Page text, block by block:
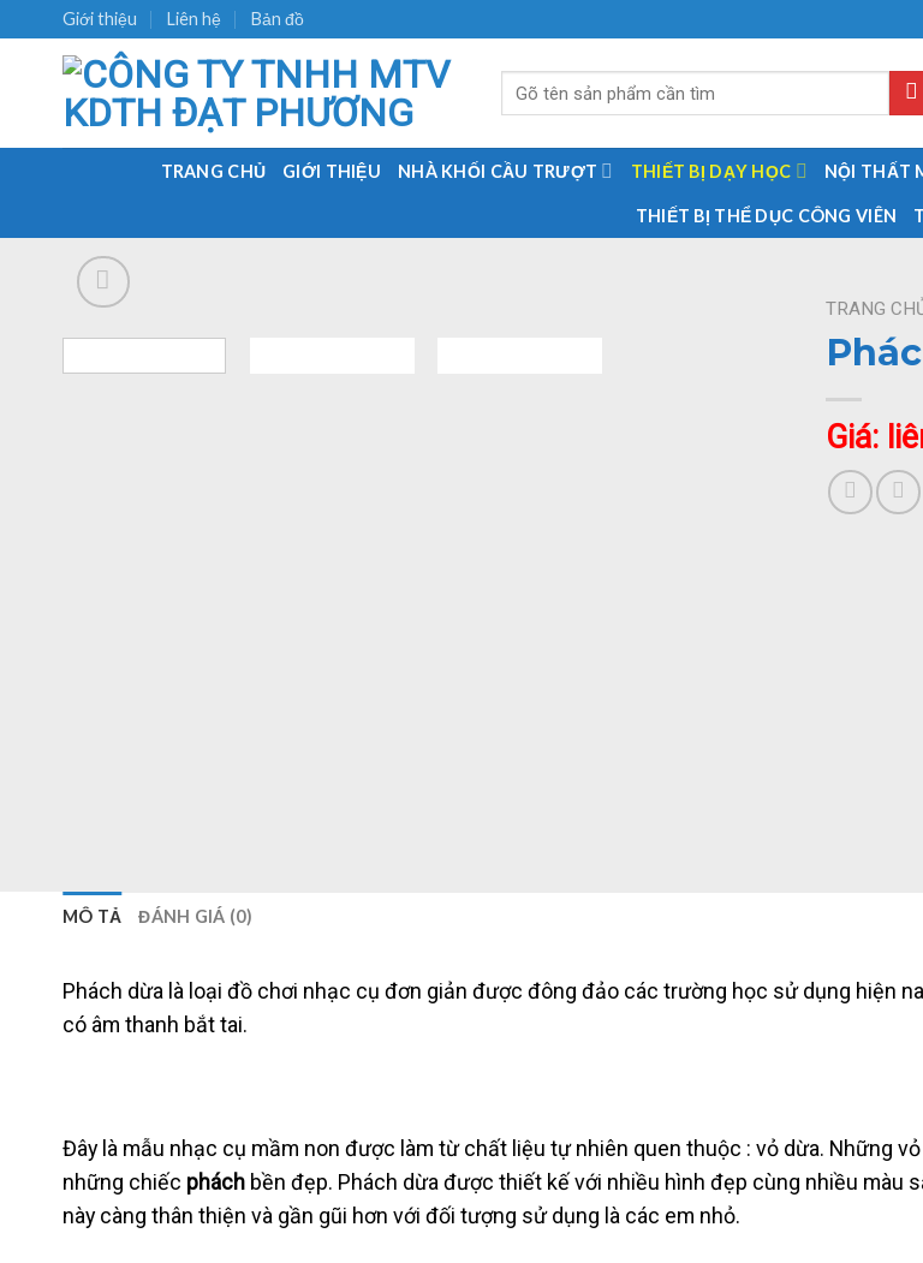
content
Giới thiệu Liên hệ Bản đồ
TRANG CHỦ GIỚI THIỆU NHÀ KHỐI CẦU TRƯỢT THIẾT BỊ DẠY HỌC NỘI THẤT
THIẾT BỊ THỂ DỤC CÔNG VIÊN
TRANG
Giá:
MÔ TẢ ĐÁNH GIÁ (0)
Phách dừa là loại đồ chơi nhạc cụ đơn giản được đông đảo các trường học sử dụng hiện
có âm thanh bắt tai.
Đây là mẫu nhạc cụ mầm non được làm từ chất liệu tự nhiên quen thuộc : vỏ dừa. Những
những chiếc phách bền đẹp. Phách dừa được thiết kế với nhiều hình đẹp cùng nhiều màu
này càng thân thiện và gần gũi hơn với đối tượng sử dụng là các em nhỏ.